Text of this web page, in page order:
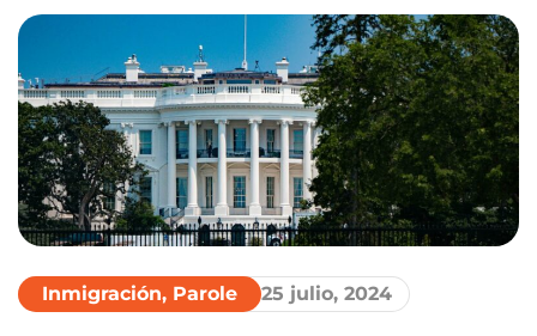
requisitos. Este permiso estará disponible
para aquellos que hayan vivido en Estados
Unidos por al menos diez años y que
estuvieran […]
Inmigración, Parole 25 julio, 2024